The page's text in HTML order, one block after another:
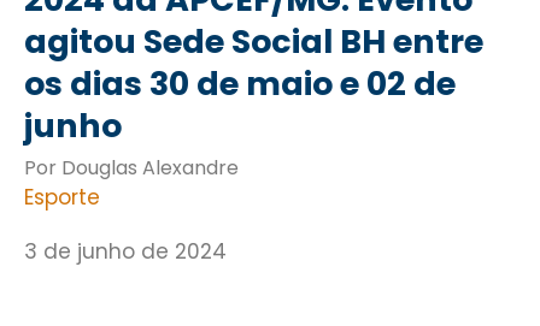
agitou Sede Social BH entre
os dias 30 de maio e 02 de
junho
Por Douglas Alexandre
Esporte
3 de junho de 2024